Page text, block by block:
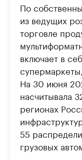
По
из ведущих
торговле
включает в
На 30 июня
насчитывала
регионах
55
грузовых